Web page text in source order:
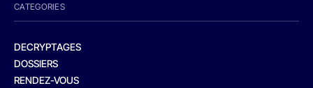
CATEGORIES
DECRYPTAGES
DOSSIERS
RENDEZ-VOUS